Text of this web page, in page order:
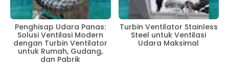
Penghisap Udara Panas:
Solusi Ventilasi Modern
dengan Turbin Ventilator
untuk Rumah, Gudang,
dan Pabrik
Turbin Ventilator Stainless
Steel untuk Ventilasi
Udara Maksimal